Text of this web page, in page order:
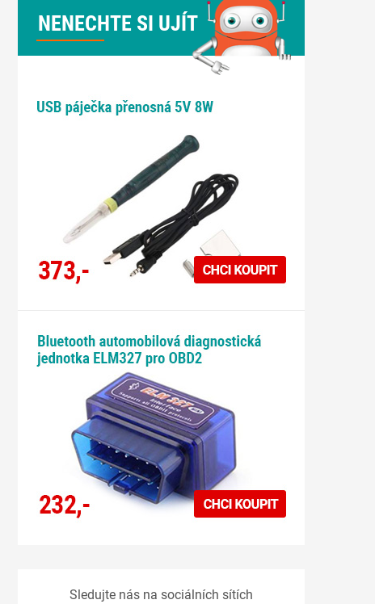
NENECHTE SI UJÍT
Sledujte nás na sociálních sítích